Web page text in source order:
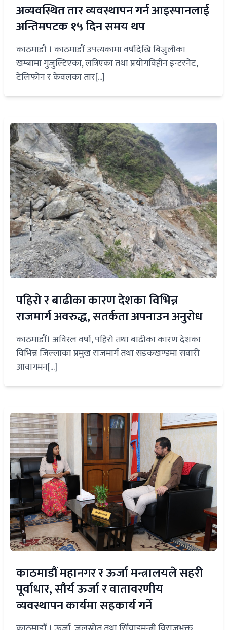
अव्यवस्थित तार व्यवस्थापन गर्न आइस्पानलाई
अन्तिमपटक १५ दिन समय थप
काठमाडौ‌ । काठमाडौं उपत्यकामा वर्षौंदेखि बिजुलीका
खम्बामा गुजुल्टिएका, लत्रिएका तथा प्रयोगविहीन इन्टरनेट,
टेलिफोन र केवलका तार[...]
पहिरो र बाढीका कारण देशका विभिन्न
राजमार्ग अवरुद्ध, सतर्कता अपनाउन अनुरोध
काठमाडौं। अविरल वर्षा, पहिरो तथा बाढीका कारण देशका
विभिन्न जिल्लाका प्रमुख राजमार्ग तथा सडकखण्डमा सवारी
आवागमन[...]
काठमाडौं महानगर र ऊर्जा मन्त्रालयले सहरी
पूर्वाधार, सौर्य ऊर्जा र वातावरणीय
व्यवस्थापन कार्यमा सहकार्य गर्ने